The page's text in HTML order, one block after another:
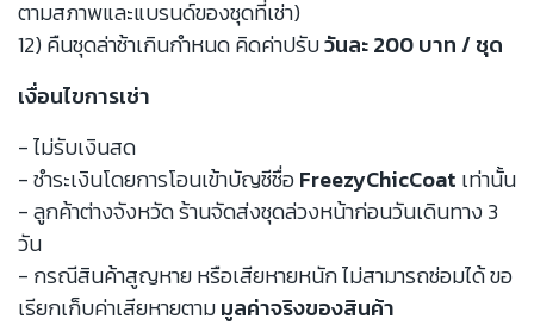
ตามสภาพและแบรนด์ของชุดที่เช่า)
12) คืนชุดล่าช้าเกินกำหนด คิดค่าปรับวันละ 200 บาท / ชุด
เงื่อนไขการเช่า
- ไม่รับเงินสด
- ชำระเงินโดยการโอนเข้าบัญชีชื่อFreezyChicCoat เท่านั้น
- ลูกค้าต่างจังหวัด ร้านจัดส่งชุดล่วงหน้าก่อนวันเดินทาง 3
วัน
- กรณีสินค้าสูญหาย หรือเสียหายหนัก ไม่สามารถซ่อมได้ ขอ
เรียกเก็บค่าเสียหายตามมูลค่าจริงของสินค้า